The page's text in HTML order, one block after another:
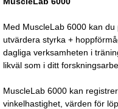
Med MuscleLab 6000 kan
utvärdera styrka +
dagliga verksamheten i
likväl som i ditt
MuscleLab 6000 kan
vinkelhastighet, värden för